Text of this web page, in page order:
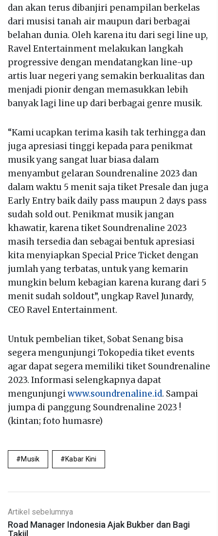
dan akan terus dibanjiri penampilan berkelas
dari musisi tanah air maupun dari berbagai
belahan dunia. Oleh karena itu dari segi line up,
Ravel Entertainment melakukan langkah
progressive dengan mendatangkan line-up
artis luar negeri yang semakin berkualitas dan
menjadi pionir dengan memasukkan lebih
banyak lagi line up dari berbagai genre musik.
“Kami ucapkan terima kasih tak terhingga dan
juga apresiasi tinggi kepada para penikmat
musik yang sangat luar biasa dalam
menyambut gelaran Soundrenaline 2023 dan
dalam waktu 5 menit saja tiket Presale dan juga
Early Entry baik daily pass maupun 2 days pass
sudah sold out. Penikmat musik jangan
khawatir, karena tiket Soundrenaline 2023
masih tersedia dan sebagai bentuk apresiasi
kita menyiapkan Special Price Ticket dengan
jumlah yang terbatas, untuk yang kemarin
mungkin belum kebagian karena kurang dari 5
menit sudah soldout”, ungkap Ravel Junardy,
CEO Ravel Entertainment.
Untuk pembelian tiket, Sobat Senang bisa
segera mengunjungi Tokopedia tiket events
agar dapat segera memiliki tiket Soundrenaline
2023. Informasi selengkapnya dapat
mengunjungiwww.soundrenaline.id. Sampai
jumpa di panggung Soundrenaline 2023 !
(kintan; foto humasre)
Musik Kabar Kini
Artikel sebelumnya
Road Manager Indonesia Ajak Bukber dan Bagi
Takjil